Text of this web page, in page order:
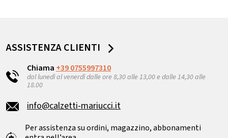
ASSISTENZA CLIENTI
Chiama +39 0755997310
dal lunedì al venerdì dalle ore 8,30 alle 13,00 e dalle 14,30 alle
18.00
info@calzetti-mariucci.it
Per assistenza su ordini, magazzino, abbonamenti